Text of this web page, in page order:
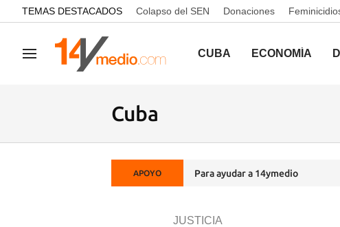
common.go-to-content
TEMAS DESTACADOS Colapso del SEN Donaciones
Navegación CUBA ECONOMÍA
Cuba
APOYO Para ayudar a 14ymedio
JUSTICIA